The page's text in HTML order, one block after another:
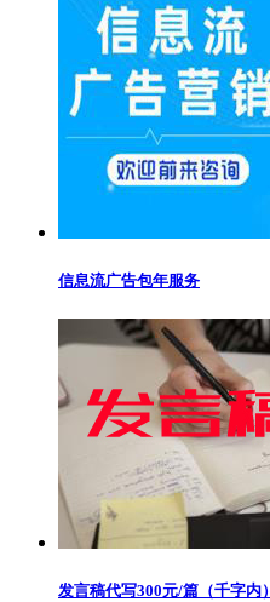
信息流广告包年服务
发言稿代写300元/篇（千字内）